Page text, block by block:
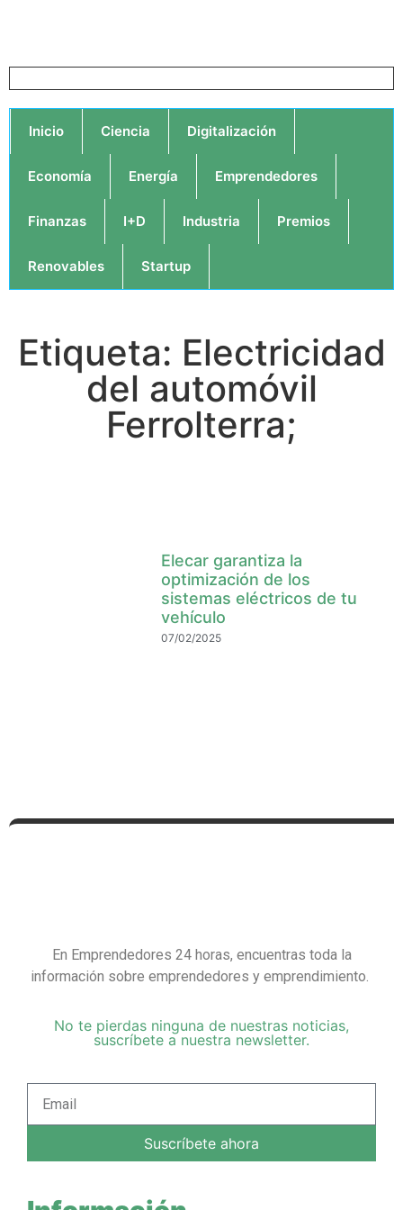
Inicio Ciencia Digitalización
Economía Energía Emprendedores
Finanzas I+D Industria Premios
Renovables Startup
Etiqueta: Electricidad
del automóvil
Ferrolterra;
Elecar garantiza la
optimización de los
sistemas eléctricos de tu
vehículo
07/02/2025
En Emprendedores 24 horas, encuentras toda la
información sobre emprendedores y emprendimiento.
No te pierdas ninguna de nuestras noticias,
suscríbete a nuestra newsletter.
Suscríbete ahora